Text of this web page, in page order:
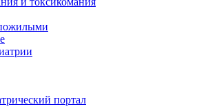
портал